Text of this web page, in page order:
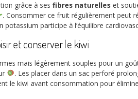
grâce à ses fibres naturelles et
. Consommer ce fruit régulièrement peut
potassium participe à l’équilibre
et conserver le kiwi
mais légèrement souples pour un
. Les placer dans un sac perforé
le kiwi avant consommation pour